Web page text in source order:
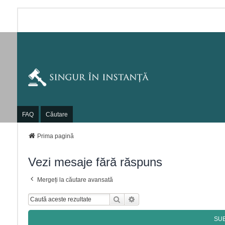
FAQ Căutare
Prima pagină
Vezi mesaje fără răspuns
Mergeți la căutare avansată
Căutare